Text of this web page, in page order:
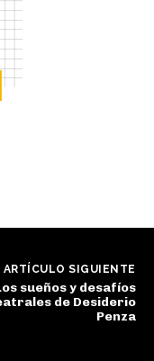
ARTÍCULO SIGUIENTE
sueños y desafíos
de Desiderio
Penza